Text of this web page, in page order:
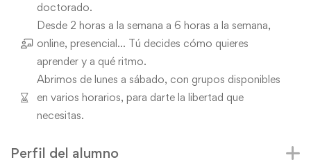
doctorado.
Desde 2 horas a la semana a 6 horas a la semana,
online, presencial… Tú decides cómo quieres
aprender y a qué ritmo.
Abrimos de lunes a sábado, con grupos disponibles
en varios horarios, para darte la libertad que
necesitas.
Perfil del alumno